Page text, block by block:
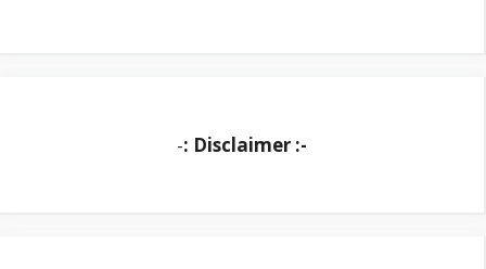
-: Disclaimer :-